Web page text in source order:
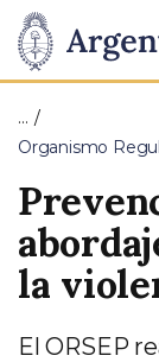
de
la
Nación
Pasar al
…
Organismo
la
El ORSEP